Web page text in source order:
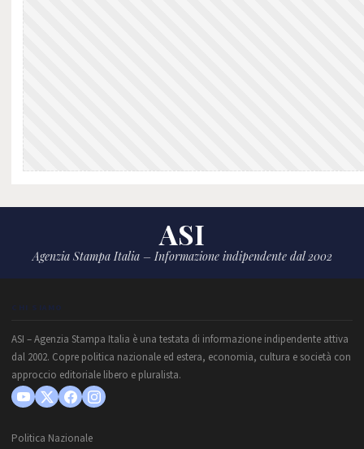
ASI
Agenzia Stampa Italia – Informazione indipendente dal 2002
CHI SIAMO
ASI – Agenzia Stampa Italia è una testata di informazione indipendente attiva
dal 2002. Copre politica nazionale ed estera, economia, cultura e società con
approccio editoriale libero e pluralista.
Politica Nazionale